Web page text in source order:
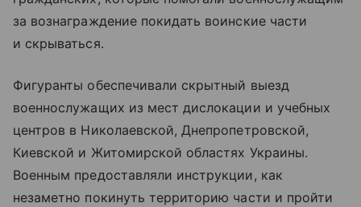
за вознаграждение покидать воинские части
и скрываться.
Фигуранты обеспечивали скрытный выезд
военнослужащих из мест дислокации и учебных
центров в Николаевской, Днепропетровской,
Киевской и Житомирской областях Украины.
Военным предоставляли инструкции, как
незаметно покинуть территорию части и пройти